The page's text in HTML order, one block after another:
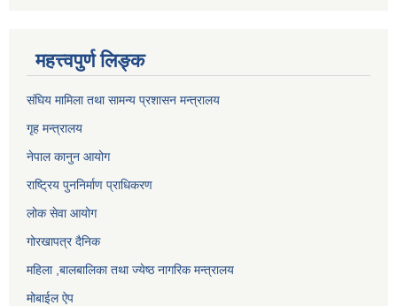
महत्त्वपुर्ण लिङ्क
संघिय मामिला तथा सामन्य प्रशासन मन्त्रालय
गृह मन्त्रालय
नेपाल कानुन आयोग
राष्ट्रिय पुननिर्माण प्राधिकरण
लोक सेवा आयोग
गोरखापत्र दैनिक
महिला ,बालबालिका तथा ज्येष्ठ नागरिक मन्त्रालय
मोबाईल ऐप